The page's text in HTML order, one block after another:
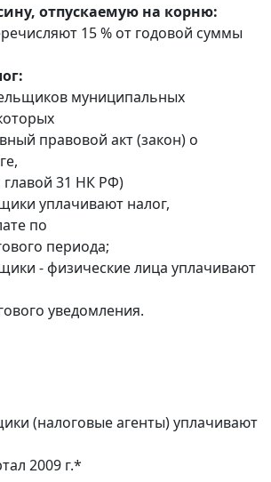
отпускаемую на корню:
15 % от годовой суммы
муниципальных
правовой акт (закон) о
главой 31 НК РФ)
уплачивают налог,
по
периода;
- физические лица уплачивают
уведомления.
(налоговые агенты) уплачивают
2009 г.*